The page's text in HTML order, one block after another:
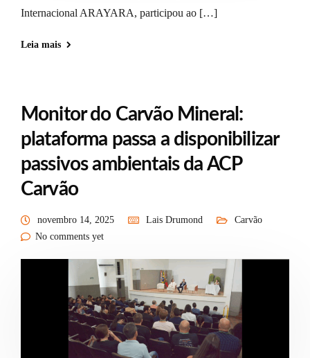
Internacional ARAYARA, participou ao […]
Leia mais
Monitor do Carvão Mineral:
plataforma passa a disponibilizar
passivos ambientais da ACP
Carvão
novembro 14, 2025 Lais Drumond
Carvão
No comments yet